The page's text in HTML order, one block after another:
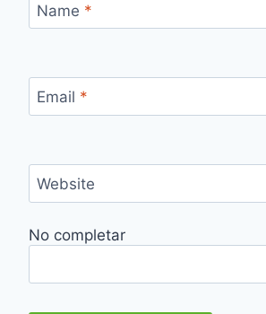
Name *
Email *
Website
No completar